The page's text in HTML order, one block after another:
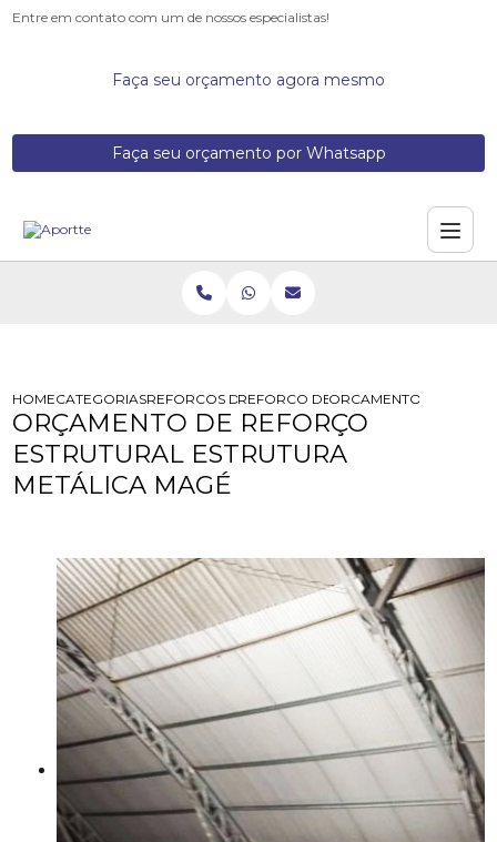
Entre em contato com um de nossos especialistas!
Faça seu orçamento agora mesmo
Faça seu orçamento por Whatsapp
HOMECATEGORIASREFORCOS DE ESTRUTURA
REFORCO DE ESTRUTURA ACIMA DE
ORCAMENTO DE
ORÇAMENTO DE REFORÇO
ESTRUTURAL ESTRUTURA
METÁLICA MAGÉ